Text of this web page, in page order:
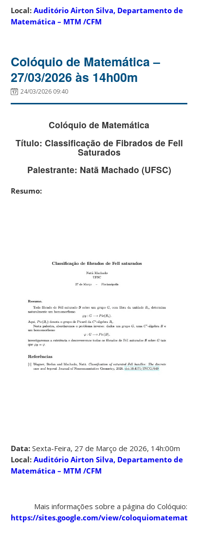
Local:Auditório Airton Silva, Departamento de
Matemática – MTM /CFM
Colóquio de Matemática –
27/03/2026 às 14h00m
24/03/2026 09:40
Colóquio de Matemática
Título: Classificação de Fibrados de Fell
Saturados
Palestrante: Natã Machado (UFSC)
Resumo:
Data: Sexta-Feira, 27 de Março de 2026, 14h:00m
Local: Auditório Airton Silva, Departamento de
Matemática – MTM /CFM
Mais informações sobre a página do Colóquio:
https://sites.google.com/view/coloquiomatematica/